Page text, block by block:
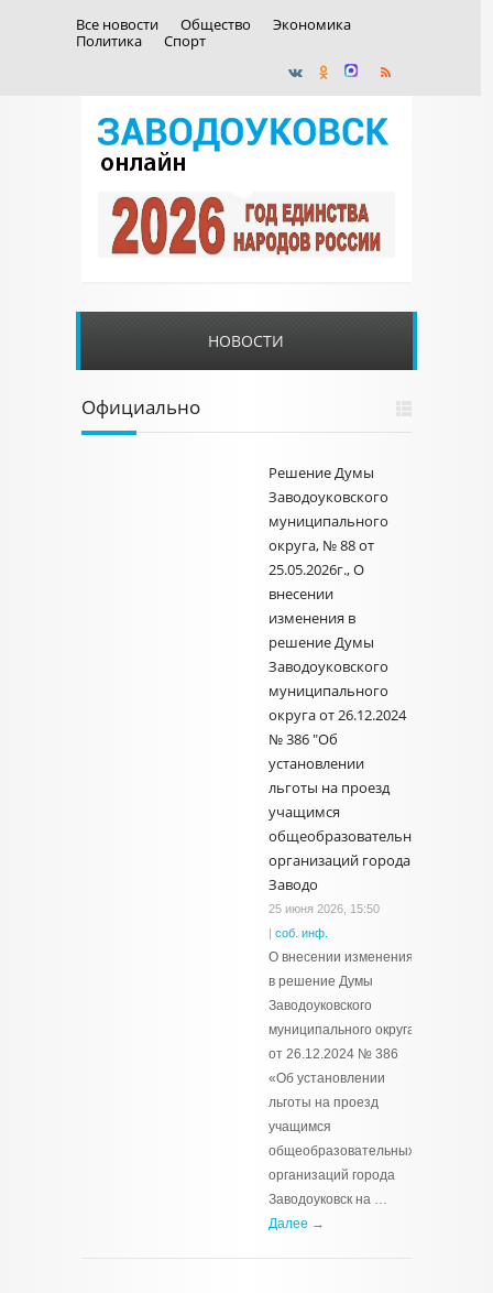
Все новости Общество
Экономика
Политика
Спорт
НОВОСТИ
Официально
Решение Думы
Заводоуковского
муниципального
округа, № 88 от
25.05.2026г., О
внесении
изменения в
решение Думы
Заводоуковского
муниципального
округа от 26.12.2024
№ 386 "Об
установлении
льготы на проезд
учащимся
общеобразовательных
организаций города
Заводо
25 июня 2026, 15:50
| соб. инф.
О внесении изменения
в решение Думы
Заводоуковского
муниципального округа
от 26.12.2024 № 386
«Об установлении
льготы на проезд
учащимся
общеобразовательных
организаций города
Заводоуковск на …
Далее →